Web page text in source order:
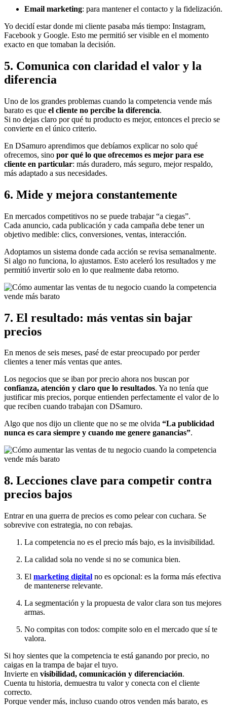
Email marketing: para mantener el contacto y la fidelización.
Yo decidí estar donde mi cliente pasaba más tiempo: Instagram,
Facebook y Google. Esto me permitió ser visible en el momento
exacto en que tomaban la decisión.
5. Comunica con claridad el valor y la
diferencia
Uno de los grandes problemas cuando la competencia vende más
barato es que el cliente no percibe la diferencia.
Si no dejas claro por qué tu producto es mejor, entonces el precio se
convierte en el único criterio.
En DSamuro aprendimos que debíamos explicar no solo qué
ofrecemos, sino por qué lo que ofrecemos es mejor para ese
cliente en particular: más duradero, más seguro, mejor respaldo,
más adaptado a sus necesidades.
6. Mide y mejora constantemente
En mercados competitivos no se puede trabajar “a ciegas”.
Cada anuncio, cada publicación y cada campaña debe tener un
objetivo medible: clics, conversiones, ventas, interacción.
Adoptamos un sistema donde cada acción se revisa semanalmente.
Si algo no funciona, lo ajustamos. Esto aceleró los resultados y me
permitió invertir solo en lo que realmente daba retorno.
7. El resultado: más ventas sin bajar
precios
En menos de seis meses, pasé de estar preocupado por perder
clientes a tener más ventas que antes.
Los negocios que se iban por precio ahora nos buscan por
confianza, atención y claro que lo resultados. Ya no tenía que
justificar mis precios, porque entienden perfectamente el valor de lo
que reciben cuando trabajan con DSamuro.
Algo que nos dijo un cliente que no se me olvida “La publicidad
nunca es cara siempre y cuando me genere ganancias”.
8. Lecciones clave para competir contra
precios bajos
Entrar en una guerra de precios es como pelear con cuchara. Se
sobrevive con estrategia, no con rebajas.
La competencia no es el precio más bajo, es la invisibilidad.
La calidad sola no vende si no se comunica bien.
El marketing digital no es opcional: es la forma más efectiva
de mantenerse relevante.
La segmentación y la propuesta de valor clara son tus mejores
armas.
No compitas con todos: compite solo en el mercado que sí te
valora.
Si hoy sientes que la competencia te está ganando por precio, no
caigas en la trampa de bajar el tuyo.
Invierte en visibilidad, comunicación y diferenciación.
Cuenta tu historia, demuestra tu valor y conecta con el cliente
correcto.
Porque vender más, incluso cuando otros venden más barato, es